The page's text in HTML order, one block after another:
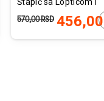
U KORPU 456,00
570,00RSD